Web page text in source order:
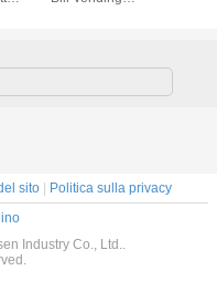
software del
armadio
sito | Politica sulla privacy
Industry Co., Ltd..